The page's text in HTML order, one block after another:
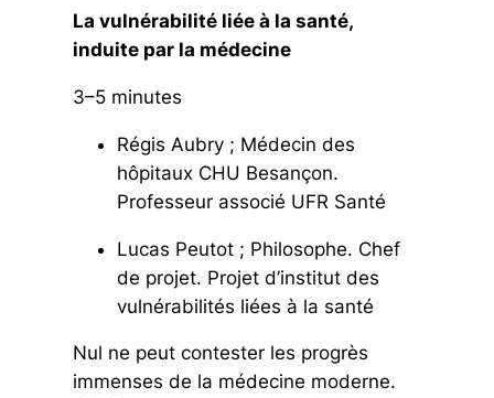
La vulnérabilité liée à la santé,
induite par la médecine
3–5 minutes
Régis Aubry ; Médecin des
hôpitaux CHU Besançon.
Professeur associé UFR Santé
Lucas Peutot ; Philosophe. Chef
de projet. Projet d’institut des
vulnérabilités liées à la santé
Nul ne peut contester les progrès
immenses de la médecine moderne.